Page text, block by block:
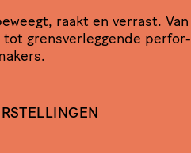
raakt en verrast. Van
tot grens­ver­leg­gende perfor­